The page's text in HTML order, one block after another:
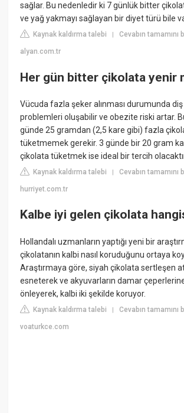
sağlar. Bu nedenledir ki 7 günlük bitter
ve yağ yakmayı sağlayan bir diyet türü bile
Kaynak kaldırma talebi |Cevabın tamamını
alyan.com.tr
Her gün bitter çikolata yenir
Vücuda fazla şeker alınması durumunda
problemleri oluşabilir ve obezite riski artar.
günde 25 gramdan (2,5 kare gibi) fazla
tüketmemek gerekir. 3 günde bir 20 gram
çikolata tüketmek ise ideal bir tercih
Kaynak kaldırma talebi |Cevabın tamamını
hurriyet.com.tr
Kalbe iyi gelen çikolata
Hollandalı uzmanların yaptığı yeni bir
çikolatanın kalbi nasıl koruduğunu ortaya
Araştırmaya göre, siyah çikolata sertleşen
esneterek ve akyuvarların damar çeperlerine
önleyerek, kalbi iki şekilde koruyor.
Kaynak kaldırma talebi |Cevabın tamamını
voaturkce.com